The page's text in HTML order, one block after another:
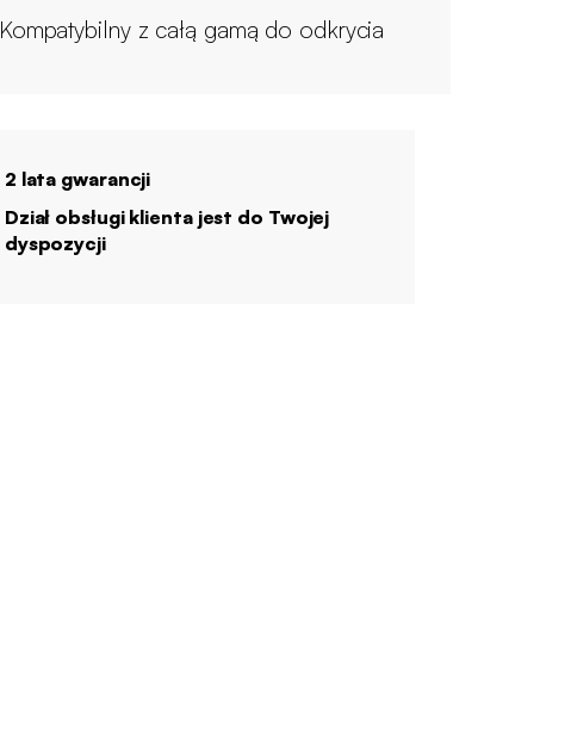
Kompatybilny z całą gamą do odkrycia
2 lata gwarancji
Dział obsługi klienta jest do Twojej
dyspozycji